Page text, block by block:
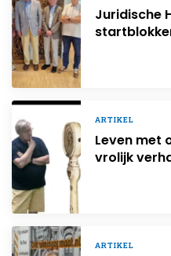
Juridische
ARTIKEL
Leven met
vrolijk
ARTIKEL